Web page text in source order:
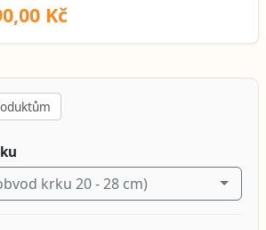
Kč
krku 20 - 28 cm)